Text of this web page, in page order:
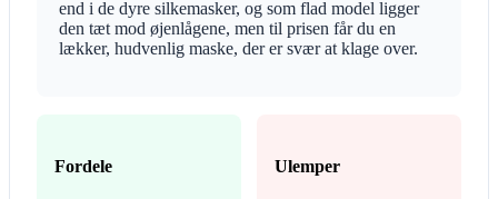
end i de dyre silkemasker, og som flad model ligger
den tæt mod øjenlågene, men til prisen får du en
lækker, hudvenlig maske, der er svær at klage over.
Fordele Ulemper